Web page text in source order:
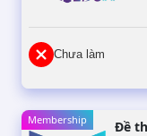
Chưa làm
Membership
Đề